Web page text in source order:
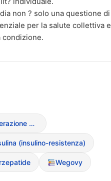
non ? solo una questione di
per la salute collettiva e
condizione.
Diabete mellito (interazione con DCA)
(insulino-resistenza)
Wegovy